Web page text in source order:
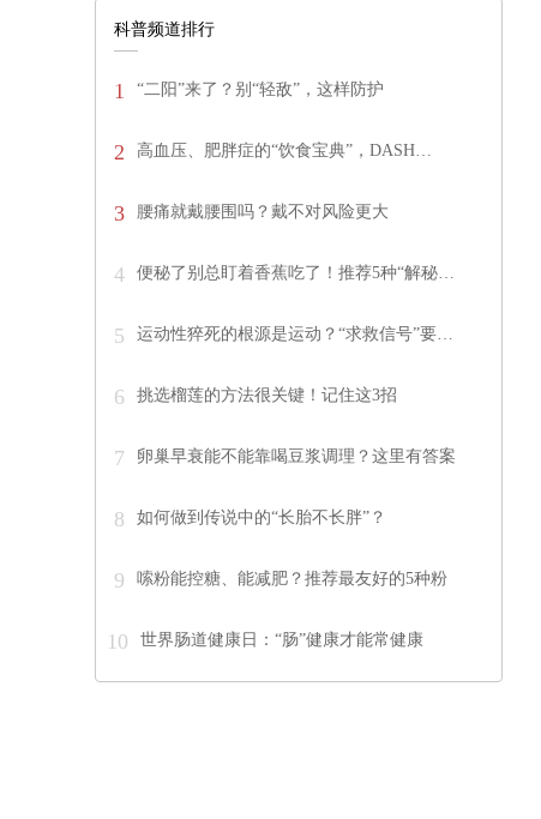
科普频道排行
1 “二阳”来了？别“轻敌”，这样防护
2 高血压、肥胖症的“饮食宝典”，DASH…
3 腰痛就戴腰围吗？戴不对风险更大
4 便秘了别总盯着香蕉吃了！推荐5种“解秘…
5 运动性猝死的根源是运动？“求救信号”要…
6 挑选榴莲的方法很关键！记住这3招
7 卵巢早衰能不能靠喝豆浆调理？这里有答案
8 如何做到传说中的“长胎不长胖”？
9 嗦粉能控糖、能减肥？推荐最友好的5种粉
10 世界肠道健康日：“肠”健康才能常健康